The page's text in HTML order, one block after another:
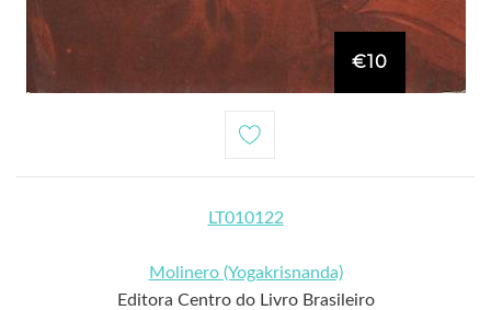
€10
LT010122
Molinero (Yogakrisnanda)
Editora Centro do Livro Brasileiro